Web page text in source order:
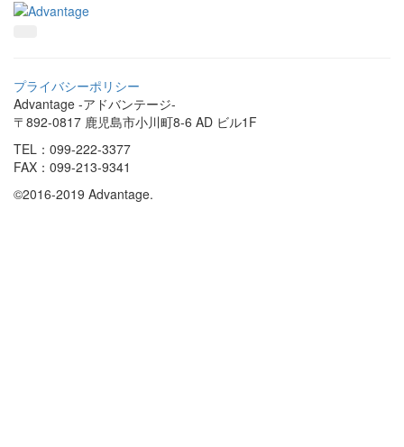
プライバシーポリシー
Advantage -アドバンテージ-
〒892-0817 鹿児島市小川町8-6 AD ビル1F
TEL：099-222-3377
FAX：099-213-9341
©2016-2019 Advantage.